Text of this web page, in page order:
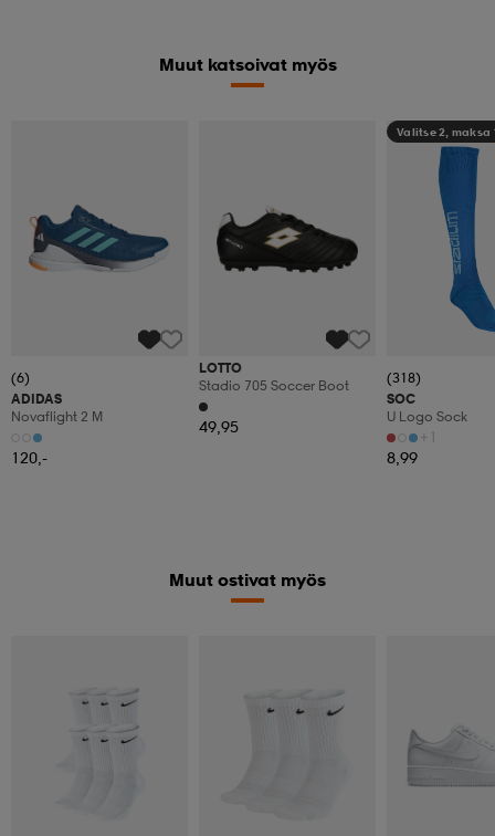
Muut katsoivat myös
(6)
ADIDAS
Novaflight 2 M
120,-
LOTTO
Stadio 705 Soccer Boot
49,95
Valitse 2, maksa
(318)
SOC
U Logo Sock
+1
8,99
Muut ostivat myös